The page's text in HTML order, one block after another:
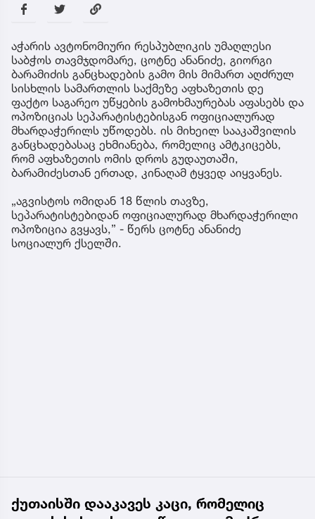
აჭარის ავტონომიური რესპუბლიკის უმაღლესი
საბჭოს თავმჯდომარე, ცოტნე ანანიძე, გიორგი
ბარამიძის განცხადების გამო მის მიმართ აღძრულ
სისხლის სამართლის საქმეზე აფხაზეთის დე
ფაქტო საგარეო უწყების გამოხმაურებას აფასებს და
ოპოზიციას სეპარატისტებისგან ოფიციალურად
მხარდაჭერილს უწოდებს. ის მიხეილ სააკაშვილის
განცხადებასაც ეხმიანება, რომელიც ამტკიცებს,
რომ აფხაზეთის ომის დროს გუდაუთაში,
ბარამიძესთან ერთად, კინაღამ ტყვედ აიყვანეს.
„აგვისტოს ომიდან 18 წლის თავზე,
სეპარატისტებიდან ოფიციალურად მხარდაჭერილი
ოპოზიცია გვყავს,” - წერს ცოტნე ანანიძე
სოციალურ ქსელში.
ქუთაისში დააკავეს კაცი, რომელიც